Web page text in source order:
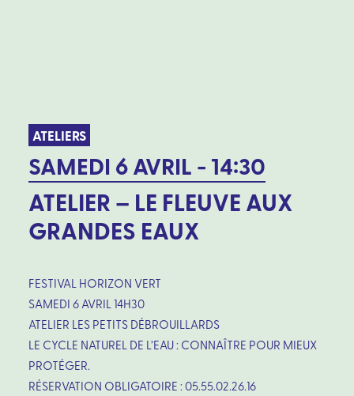
ATELIERS
SAMEDI 6 AVRIL - 14:30
ATELIER – LE FLEUVE AUX
GRANDES EAUX
FESTIVAL HORIZON VERT
SAMEDI 6 AVRIL 14H30
ATELIER LES PETITS DÉBROUILLARDS
LE CYCLE NATUREL DE L’EAU : CONNAÎTRE POUR MIEUX
PROTÉGER.
RÉSERVATION OBLIGATOIRE : 05.55.02.26.16